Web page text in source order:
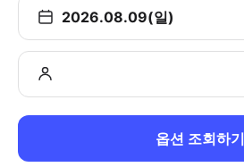
2026.08.09(일)
옵션 조회하기